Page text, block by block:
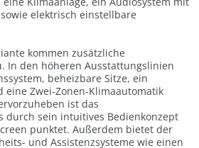
elektrisch einstellbare
kommen zusätzliche
In den höheren Ausstattungslinien
beheizbare Sitze, ein
eine Zwei-Zonen-Klimaautomatik
ist das
durch sein intuitives Bedienkonzept
punktet. Außerdem bietet der
und Assistenzsysteme wie einen